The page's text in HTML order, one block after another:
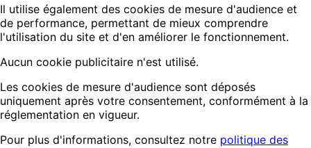
Il utilise également des cookies de mesure d'audience et
de performance, permettant de mieux comprendre
l'utilisation du site et d'en améliorer le fonctionnement.
Aucun cookie publicitaire n'est utilisé.
Les cookies de mesure d'audience sont déposés
uniquement après votre consentement, conformément à la
réglementation en vigueur.
Pour plus d'informations, consultez notre politique des